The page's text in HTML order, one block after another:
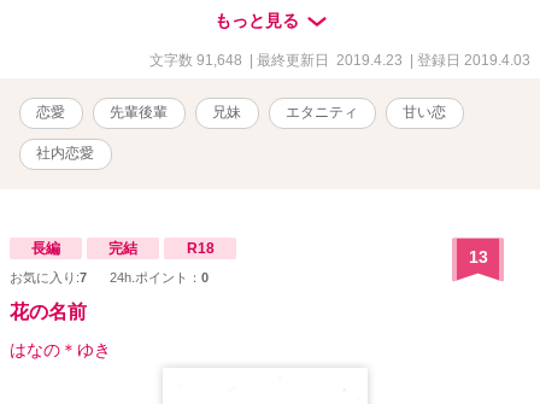
から原市さんが下りてきて、声をかけてもらうのを楽しみにしてる
毎日。 そんなある日、隣の美沙子が地獄の生贄に、・・・・郷里さ
んのヘルプを頼まれた。 無事を祈り見送ったのに、なんだ
って、不器用なところもたくさんあって。 そんな苦手を克服するチ
ャンスがやって来たんだけど。 頑張れ、阿里。 お仕事も、それ以外
も。 郷里文土と妹椎名、飼い犬の桃太郎まで登場する鬼と兄と何や
らの話です。 薄すすき 美沙子 原市 駿
もっと見る
文字数 91,648 | 最終更新日 2019.4.23 | 登録日 2019.4.03
恋愛 先輩後輩 兄妹 エタニティ 甘い恋
社内恋愛
長編 完結 R18
お気に入り:7 24h.ポイント： 0
13
花の名前
はなの＊ゆき